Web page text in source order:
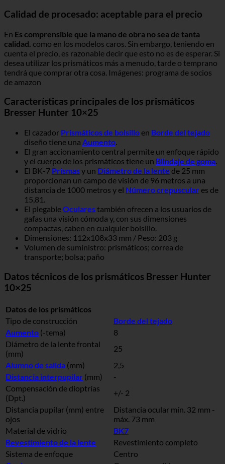
Calidad de procesado: aceptable para el precio
En Es comprensible que la mano de obra no sea de tanta
calidad. como en los modelos caros. Sin embargo, teniendo en
cuenta el precio, es razonable decir que esto no es de esperar. Si
desea utilizar los prismáticos más a menudo, tarde o temprano
tendrá que comprar otra cosa. Imágenes: programa de socios
de amazon
Características principales de los prismáticos
Bresser Hunter 10×25
El cazador Prismáticos de bolsillo en Borde del tejado
diseño tiene una Aumento.
El gran accionamiento central permite un enfoque rápido
y el cuerpo de los prismáticos tiene un Blindaje de goma.
El BK-7 Prismasy un Diámetro de la lente de 25 mm
proporcionan un campo de visión de 96 metros a una
distancia de 1000 metros y el Número crepuscular es de
15,81.
El plegableOcularestambién ofrecen a los usuarios de
gafas una visión cómoda y, con sus dimensiones
compactas, caben en cualquier bolsillo.
Dimensiones: 112x108x33 mm / Peso: 203 g
Volumen de suministro: prismáticos; correa de
transporte; bolsa; paño
Datos técnicos de los prismáticos Bresser Hunter
10×25
Datos de los prismáticos
Tipo de construcción
Borde del tejado
Aumento (-tema)
8
Diámetro de la lente frontal
(mm)
25
Alumno de salida (mm)
2,5
Distancia interpupilar (mm)
-
Compensación de dioptrías
(Dpt.)
+/- 2
Distancia pupilar (mm) entre
ojos
Distancia ocular mín. 32 mm -
máx. 73 mm
Material de vidrio
BK7
Revestimiento de la lente
Revestimiento completo
Sistema de enfoque
Centro